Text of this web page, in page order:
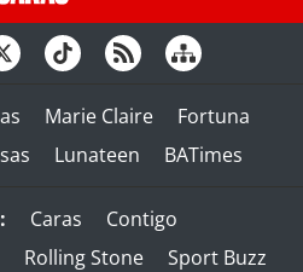
Marie Claire
Fortuna
Lunateen BATimes
Caras
Contigo
Rolling Stone
Sport Buzz